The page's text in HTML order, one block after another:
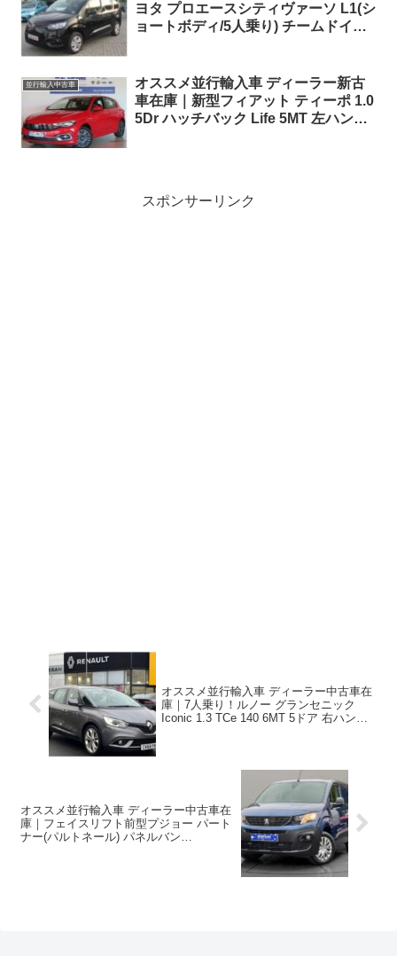
ヨタ プロエースシティヴァーソ L1(シ
ョートボディ/5人乗り) チームドイツ
並行輸入中古車
オススメ並行輸入車 ディーラー新古
車在庫｜新型フィアット ティーポ 1.0
5Dr ハッチバック Life 5MT 左ハンド
スポンサーリンク
オススメ並行輸入車 ディーラー中古車在
庫｜7人乗り！ルノー グランセニック
Iconic 1.3 TCe 140 6MT 5ドア 右ハンド
オススメ並行輸入車 ディーラー中古車在
庫｜フェイスリフト前型プジョー パート
ナー(パルトネール) パネルバン